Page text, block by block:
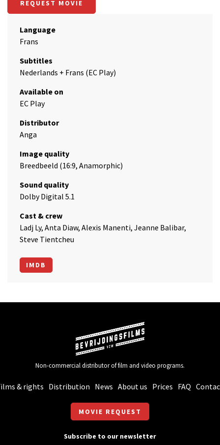
REQUEST MOVIE
Language
Frans
Subtitles
Nederlands + Frans (EC Play)
Available on
EC Play
Distributor
Anga
Image quality
Breedbeeld (16:9, Anamorphic)
Sound quality
Dolby Digital 5.1
Cast & crew
Ladj Ly, Anta Diaw, Alexis Manenti, Jeanne Balibar,
Steve Tientcheu
IMDB
Non-commercial distributor of film and video programs.
& rights Distribution News About us Prices FAQ
MOVIE REQUEST
Subscribe to our newsletter